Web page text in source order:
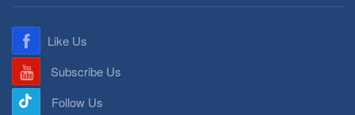
Like Us
Subscribe Us
Follow Us